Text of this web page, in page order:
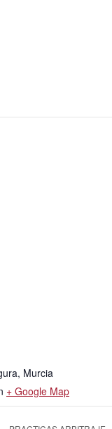
Murcia
+ Google Map